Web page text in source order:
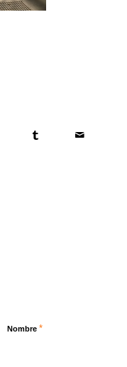
Nombre *